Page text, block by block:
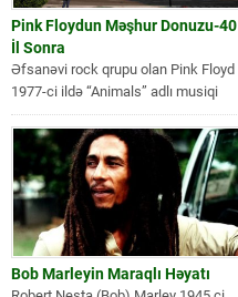
Pink Floydun Məşhur Donuzu-40
İl Sonra
Əfsanəvi rock qrupu olan Pink Floyd
1977-ci ildə “Animals” adlı musiqi
albomunu çıxararkən, Londondakı
Voktoria...
Bob Marleyin Maraqlı Həyatı